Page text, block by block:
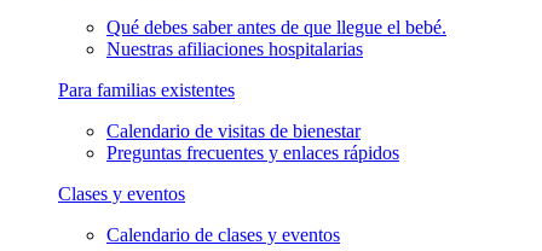
Qué debes saber antes de que llegue el bebé.
Nuestras afiliaciones hospitalarias
Para familias existentes
Calendario de visitas de bienestar
Preguntas frecuentes y enlaces rápidos
Clases y eventos
Calendario de clases y eventos